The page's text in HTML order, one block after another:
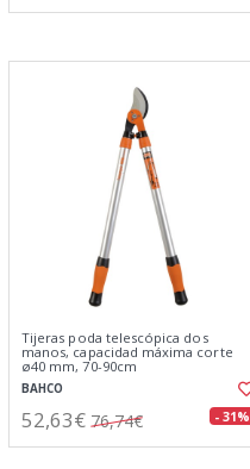
Tijeras poda telescópica dos
manos, capacidad máxima corte
ø40 mm, 70-90cm
BAHCO
52,63€ 76,74€ - 31%